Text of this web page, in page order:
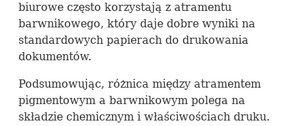
biurowe często korzystają z atramentu
barwnikowego, który daje dobre wyniki na
standardowych papierach do drukowania
dokumentów.
Podsumowując, różnica między atramentem
pigmentowym a barwnikowym polega na
składzie chemicznym i właściwościach druku.